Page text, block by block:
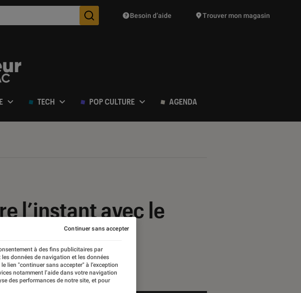
Des suggestions de produits vont vous être proposées
Besoin d’aide Trouver mon magasin
TECH POP CULTURE AGENDA
l’instant avec le
à des fins publicitaires par
données de navigation et les données
lien "continuer sans accepter" à l’exception
notamment l’aide dans votre navigation
des performances de notre site, et pour
Continuer sans accepter